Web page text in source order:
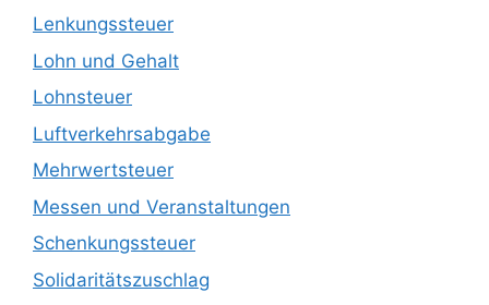
Lenkungssteuer
Lohn und Gehalt
Lohnsteuer
Luftverkehrsabgabe
Mehrwertsteuer
Messen und Veranstaltungen
Schenkungssteuer
Solidaritätszuschlag